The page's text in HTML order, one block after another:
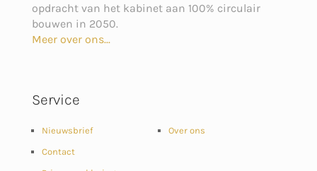
opdracht van het kabinet aan 100% circulair
bouwen in 2050.
Meer over ons...
Service
Nieuwsbrief
Contact
Over ons